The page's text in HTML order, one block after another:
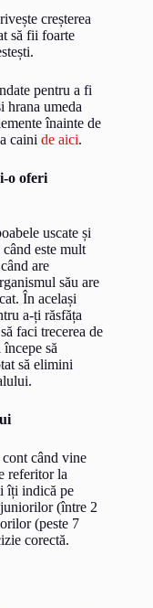
creșterea
să fii foarte
pentru a fi
hrana umeda
înainte de
caini de aici.
o oferi
uscate și
este mult
are
său are
În același
a-ți răsfăța
faci trecerea de
să
să elimini
când vine
referitor la
îți indică pe
juniorilor (între 2
(peste 7
corectă.